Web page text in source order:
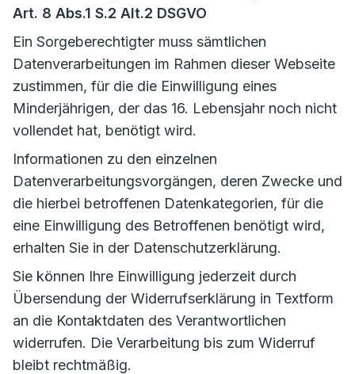
Art. 8 Abs.1 S.2 Alt.2 DSGVO
Ein Sorgeberechtigter muss sämtlichen
Datenverarbeitungen im Rahmen dieser Webseite
zustimmen, für die die Einwilligung eines
Minderjährigen, der das 16. Lebensjahr noch nicht
vollendet hat, benötigt wird.
Informationen zu den einzelnen
Datenverarbeitungsvorgängen, deren Zwecke und
die hierbei betroffenen Datenkategorien, für die
eine Einwilligung des Betroffenen benötigt wird,
erhalten Sie in der Datenschutzerklärung.
Sie können Ihre Einwilligung jederzeit durch
Übersendung der Widerrufserklärung in Textform
an die Kontaktdaten des Verantwortlichen
widerrufen. Die Verarbeitung bis zum Widerruf
bleibt rechtmäßig.